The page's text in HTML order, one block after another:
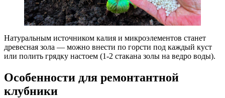
Натуральным источником калия и микроэлементов станет
древесная зола — можно внести по горсти под каждый куст
или полить грядку настоем (1-2 стакана золы на ведро воды).
Особенности для ремонтантной
клубники